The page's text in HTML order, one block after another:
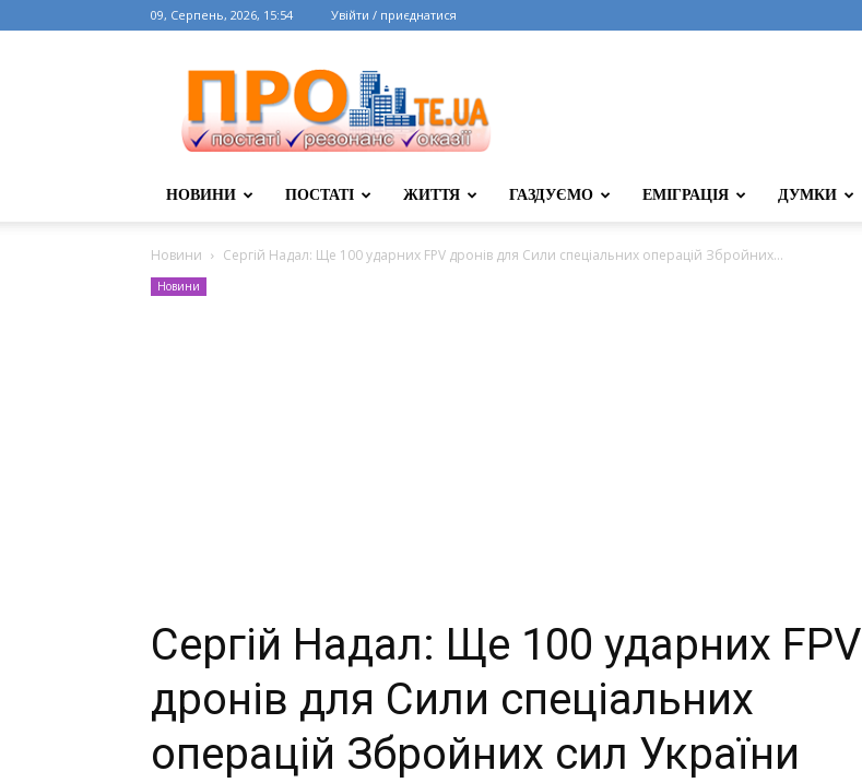
09, Серпень, 2026, 15:54 Увійти / приєднатися
НОВИНИ ПОСТАТІ ЖИТТЯ ГАЗДУЄМО ЕМІГРАЦІЯ ДУМКИ
Новини Сергій Надал: Ще 100 ударних FPV дронів для Сили спеціальних операцій Збройних...
Новини
Сергій Надал: Ще 100 ударних FPV
дронів для Сили спеціальних
операцій Збройних сил України